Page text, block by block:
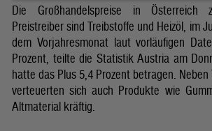
Die Großhandelspreise in Österreich
Preistreiber sind Treibstoffe und Heizöl, im
dem Vorjahresmonat laut vorläufigen
Prozent, teilte die Statistik Austria am
hatte das Plus 5,4 Prozent betragen. Neben
verteuerten sich auch Produkte wie
Altmaterial kräftig.